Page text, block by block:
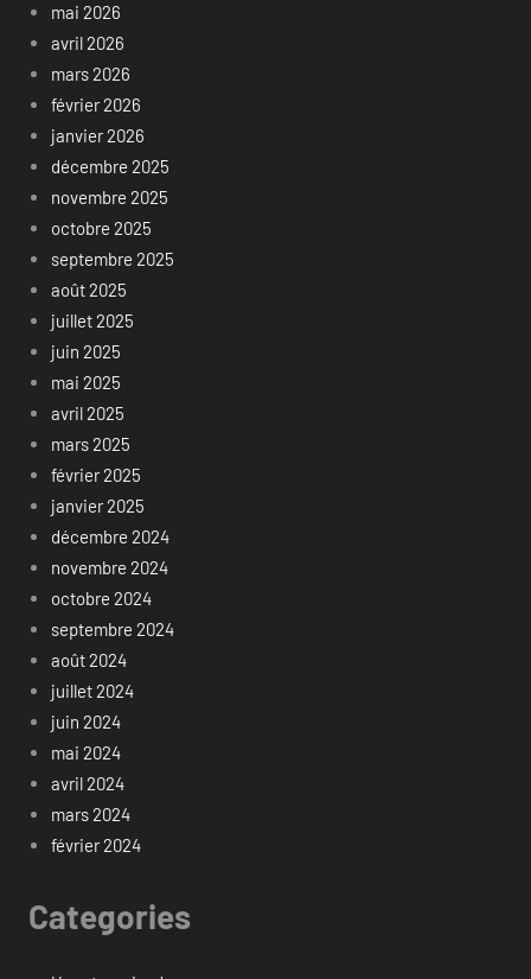
mai 2026
avril 2026
mars 2026
février 2026
janvier 2026
décembre 2025
novembre 2025
octobre 2025
septembre 2025
août 2025
juillet 2025
juin 2025
mai 2025
avril 2025
mars 2025
février 2025
janvier 2025
décembre 2024
novembre 2024
octobre 2024
septembre 2024
août 2024
juillet 2024
juin 2024
mai 2024
avril 2024
mars 2024
février 2024
Categories